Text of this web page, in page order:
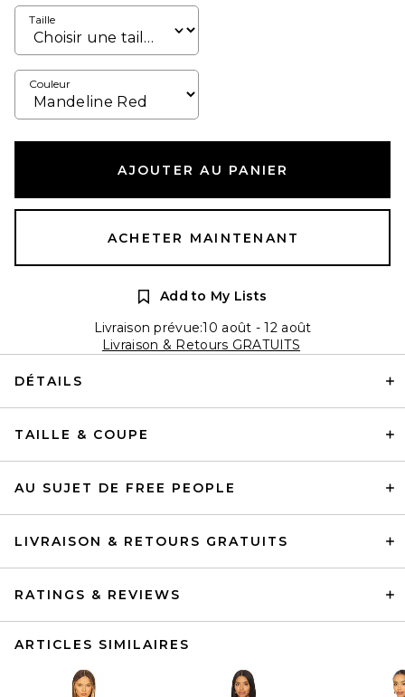
Taille
Couleur
AJOUTER AU PANIER
ACHETER MAINTENANT
Add to My Lists
Livraison prévue:10 août - 12 août
Livraison & Retours GRATUITS
DÉTAILS
TAILLE & COUPE
AU SUJET DE FREE PEOPLE
LIVRAISON & RETOURS GRATUITS
RATINGS & REVIEWS
ARTICLES SIMILAIRES